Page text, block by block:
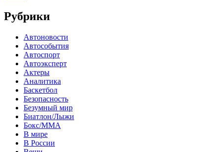
Рубрики
Автоновости
Автособытия
Автоспорт
Автоэксперт
Актеры
Аналитика
Баскетбол
Безопасность
Безумный мир
Биатлон/Лыжи
Бокс/MMA
В мире
В России